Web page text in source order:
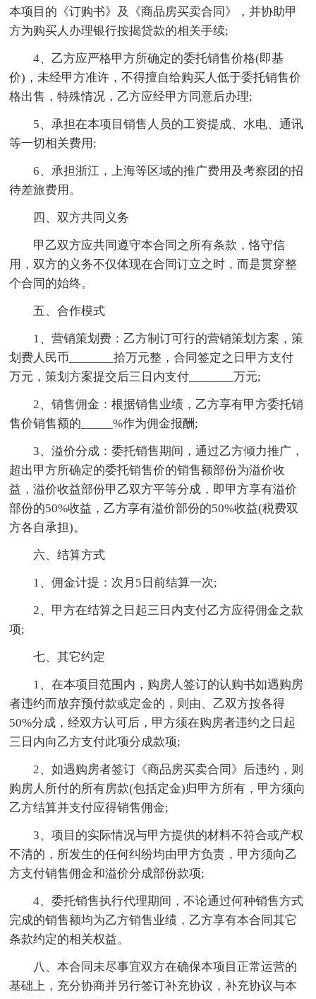
本项目的《订购书》及《商品房买卖合同》，并协助甲
方为购买人办理银行按揭贷款的相关手续;
4、乙方应严格甲方所确定的委托销售价格(即基
价)，未经甲方准许，不得擅自给购买人低于委托销售价
格出售，特殊情况，乙方应经甲方同意后办理;
5、承担在本项目销售人员的工资提成、水电、通讯
等一切相关费用;
6、承担浙江，上海等区域的推广费用及考察团的招
待差旅费用。
四、双方共同义务
甲乙双方应共同遵守本合同之所有条款，恪守信
用，双方的义务不仅体现在合同订立之时，而是贯穿整
个合同的始终。
五、合作模式
1、营销策划费：乙方制订可行的营销策划方案，策
划费人民币_______拾万元整，合同签定之日甲方支付
万元，策划方案提交后三日内支付_______万元;
2、销售佣金：根据销售业绩，乙方享有甲方委托销
售价销售额的_____%作为佣金报酬;
3、溢价分成：委托销售期间，通过乙方倾力推广，
超出甲方所确定的委托销售价的销售额部份为溢价收
益，溢价收益部份甲乙双方平等分成，即甲方享有溢价
部份的50%收益，乙方享有溢价部份的50%收益(税费双
方各自承担)。
六、结算方式
1、佣金计提：次月5日前结算一次;
2、甲方在结算之日起三日内支付乙方应得佣金之款
项;
七、其它约定
1、在本项目范围内，购房人签订的认购书如遇购房
者违约而放弃预付款或定金的，则由、乙双方按各得
50%分成，经双方认可后，甲方须在购房者违约之日起
三日内向乙方支付此项分成款项;
2、如遇购房者签订《商品房买卖合同》后违约，则
购房人所付的所有房款(包括定金)归甲方所有，甲方须向
乙方结算并支付应得销售佣金;
3、项目的实际情况与甲方提供的材料不符合或产权
不清的，所发生的任何纠纷均由甲方负责，甲方须向乙
方支付销售佣金和溢价分成部份款项;
4、委托销售执行代理期间，不论通过何种销售方式
完成的销售额均为乙方销售业绩，乙方享有本合同其它
条款约定的相关权益。
八、本合同未尽事宜双方在确保本项目正常运营的
基础上，充分协商并另行签订补充协议，补充协议与本